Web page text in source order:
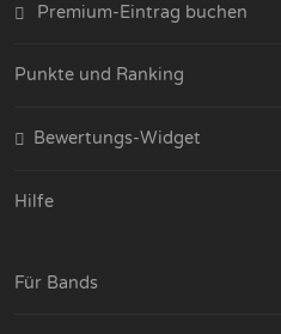
Premium-Eintrag buchen
Punkte und Ranking
Bewertungs-Widget
Hilfe
Für Bands